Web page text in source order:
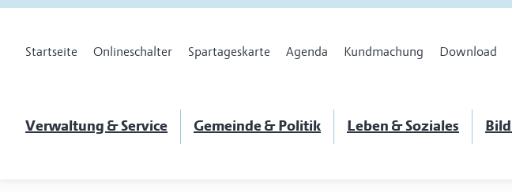
Startseite Onlineschalter Spartageskarte Agenda Kundmachung Download
Verwaltung & Service Gemeinde & Politik Leben & Soziales